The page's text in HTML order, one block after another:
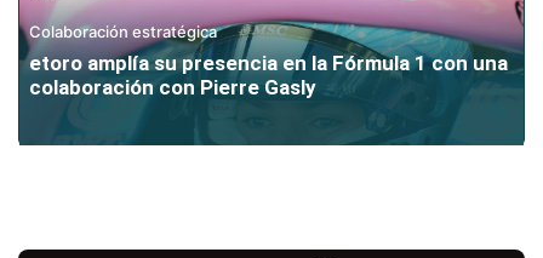
Colaboración estratégica
etoro amplía su presencia en la Fórmula 1 con una
colaboración con Pierre Gasly